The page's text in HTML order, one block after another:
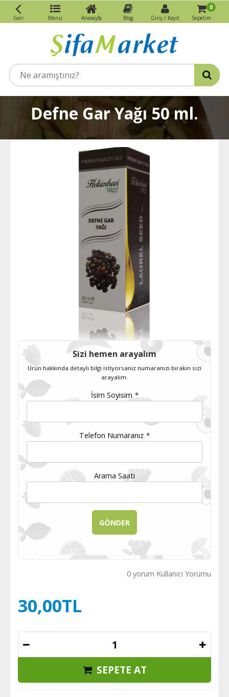
Defne Gar Yağı 50 ml.
Sizi hemen arayalım
Ürün hakkında detaylı bilgi istiyorsanız numaranızı bırakın sizi
arayalım.
İsim Soyisim *
Telefon Numaranız *
Arama Saati
0 yorum Kullanıcı Yorumu
30,00TL
SEPETE AT
Geri Menü Anasayfa Blog Giriş / Kayıt Sepetim
0